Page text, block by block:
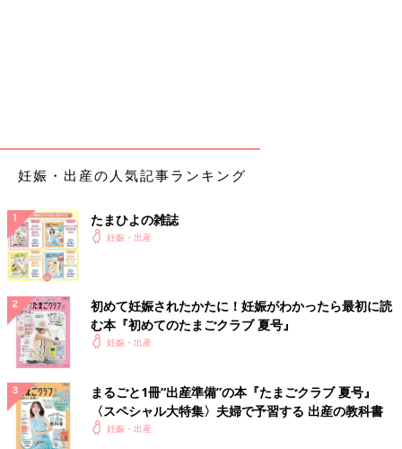
Q３：おなかの中の温度は？ 暑かったり、寒かったりし
ない？
「おなかの中の温度は、外界の環境温度の影響を受けにくい、マ
マの体の深部体温に関係すると考えられています。深部体温は人
によって差があるものの、ほぼ一定。ママの深部体温が37度くら
いなら、羊水の温度もそのくらいだと考えられています。赤ちゃ
んはぬるめの湯船に使っているようなイメージです」
おなかの中で、赤ちゃんはどんな風に過ごしている
の？
胎動をすでに感じているママも、まだ感じないママも、おなかの
中で過ごす赤ちゃんの行動が気になりますよね。どんな風に過ご
しているのか、解説していただきます。
妊娠・出産の人気記事ランキング
たまひよの雑誌
妊娠・出産
初めて妊娠されたかたに！妊娠がわかったら最初に読
む本『初めてのたまごクラブ 夏号』
妊娠・出産
まるごと1冊“出産準備”の本『たまごクラブ 夏号』
〈スペシャル大特集〉夫婦で予習する 出産の教科書
妊娠・出産